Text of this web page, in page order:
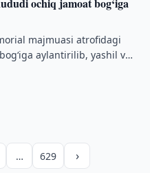
majmuasi atrofidagi
aylantirilib, yashil va
… 629 ›